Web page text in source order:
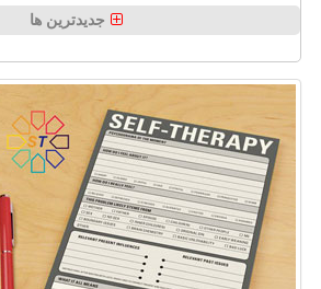
جدیدترین ها